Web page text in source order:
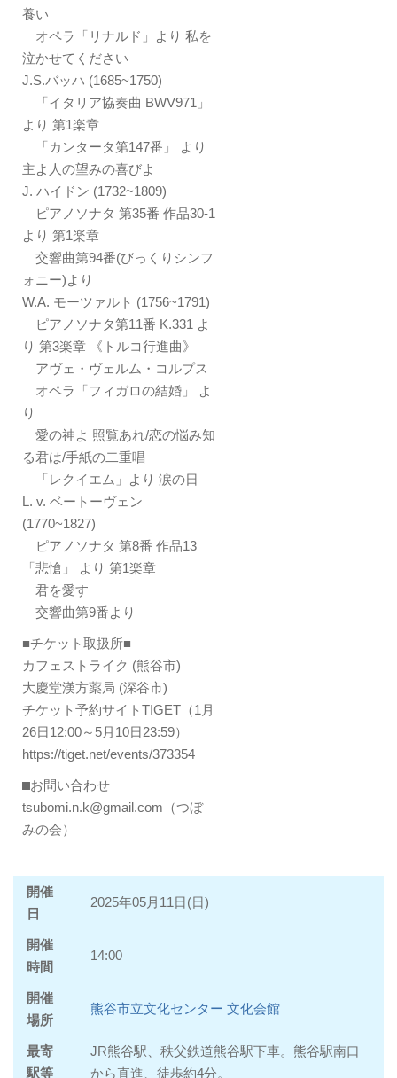
養い
オペラ「リナルド」より 私を
泣かせてください
J.S.バッハ (1685~1750)
「イタリア協奏曲 BWV971」
より 第1楽章
「カンタータ第147番」 より
主よ人の望みの喜びよ
J. ハイドン (1732~1809)
ピアノソナタ 第35番 作品30-1
より 第1楽章
交響曲第94番(びっくりシンフ
ォニー)より
W.A. モーツァルト (1756~1791)
ピアノソナタ第11番 K.331 よ
り 第3楽章 《トルコ行進曲》
アヴェ・ヴェルム・コルプス
オペラ「フィガロの結婚」 よ
り
愛の神よ 照覧あれ/恋の悩み知
る君は/手紙の二重唱
「レクイエム」より 涙の日
L. v. ベートーヴェン
(1770~1827)
ピアノソナタ 第8番 作品13
「悲愴」 より 第1楽章
君を愛す
交響曲第9番より
■チケット取扱所■
カフェストライク (熊谷市)
大慶堂漢方薬局 (深谷市)
チケット予約サイトTIGET（1月
26日12:00～5月10日23:59）
https://tiget.net/events/373354
⬛︎お問い合わせ
tsubomi.n.k@gmail.com（つぼ
みの会）
開催
日
2025年05月11日(日)
開催
時間
14:00
開催
場所
熊谷市立文化センター 文化会館
最寄
駅等
JR熊谷駅、秩父鉄道熊谷駅下車。熊谷駅南口
から直進、徒歩約4分。